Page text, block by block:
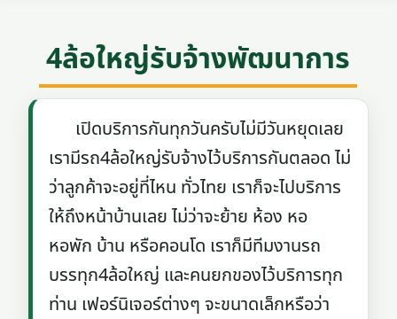
4ล้อใหญ่รับจ้างพัฒนาการ
เปิดบริการกันทุกวันครับไม่มีวันหยุดเลย
เรามีรถ4ล้อใหญ่รับจ้างไว้บริการกันตลอด ไม่
ว่าลูกค้าจะอยู่ที่ไหน ทั่วไทย เราก็จะไปบริการ
ให้ถึงหน้าบ้านเลย ไม่ว่าจะย้าย ห้อง หอ
หอพัก บ้าน หรือคอนโด เราก็มีทีมงานรถ
บรรทุก4ล้อใหญ่ และคนยกของไว้บริการทุก
ท่าน เฟอร์นิเจอร์ต่างๆ จะขนาดเล็กหรือว่า